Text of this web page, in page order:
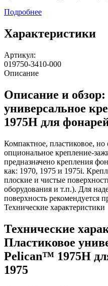
Подробнее
Характеристики
Артикул:
019750-3410-000
Описание
Описание и
универсальное
1975H для
Компактное, пластиковое, но
опциональное крепление-
предназначено крепления
как: 1970, 1975 и 1975i.
плоские и чистые
оборудования и т.п.). Для
поверхность рекомендуется
Технические характеристики
Технические
Пластиковое
Pelican™ 1975H
1975